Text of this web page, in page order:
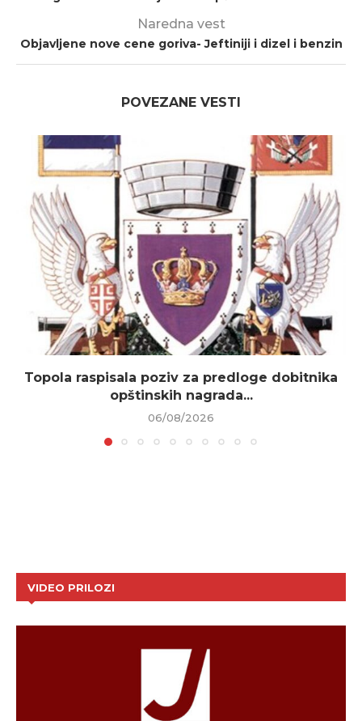
Naredna vest
Objavljene nove cene goriva- Jeftiniji i dizel i benzin
POVEZANE VESTI
Topola raspisala poziv za predloge dobitnika
opštinskih nagrada...
06/08/2026
VIDEO PRILOZI